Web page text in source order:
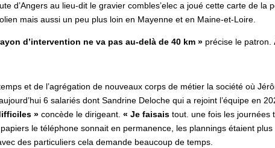
d’Angers au lieu-dit le gravier combles’elec a joué cette carte de
mais aussi un peu plus loin en Mayenne et en Maine-et-Loire.
d’intervention ne va pas au-delà de 40 km » précise le patron.
et de l’agrégation de nouveaux corps de métier la société où
6 salariés dont Sandrine Deloche qui a rejoint l’équipe en
» concède le dirigeant. « Je faisais tout. une fois les journées
le téléphone sonnait en permanence, les plannings étaient
des particuliers cela demande beaucoup de temps.